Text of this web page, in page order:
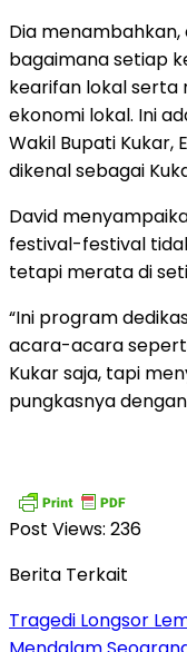
Dia
bagaimana setiap
kearifan lokal
ekonomi lokal. Ini
Wakil Bupati Kukar,
dikenal sebagai
David
festival-festival
tetapi merata di
“Ini program
acara-acara
Kukar saja, tapi
pungkasnya
Post Views: 236
Berita Terkait
Tragedi Longsor